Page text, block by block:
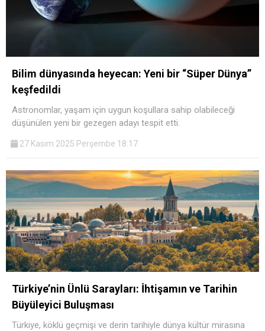
Bilim dünyasında heyecan: Yeni bir “Süper Dünya”
keşfedildi
Astronomlar, yaşam için uygun koşullara sahip olabileceği
düşünülen yeni bir gezegen adayı tespit etti.
27 Kasım 2025 Perşembe 18:17
Türkiye’nin Ünlü Sarayları: İhtişamın ve Tarihin
Büyüleyici Buluşması
Türkiye, köklü geçmişi ve derin tarihiyle dünya kültür mirasına